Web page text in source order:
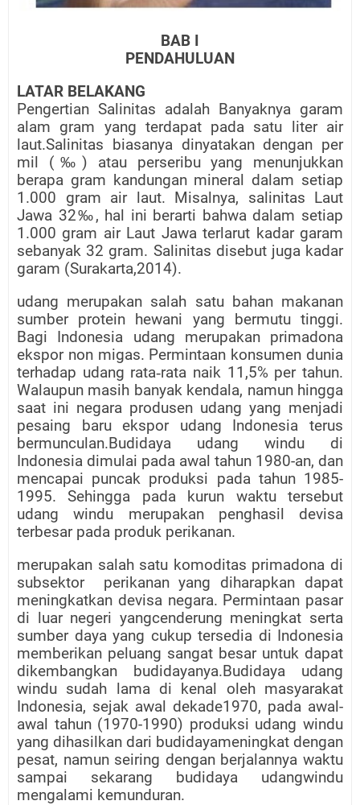
BAB I
PENDAHULUAN
LATAR BELAKANG
Pengertian Salinitas adalah Banyaknya garam
alam gram yang terdapat pada satu liter air
laut.Salinitas biasanya dinyatakan dengan per
mil (‰) atau perseribu yang menunjukkan
berapa gram kandungan mineral dalam setiap
1.000 gram air laut. Misalnya, salinitas Laut
Jawa 32‰, hal ini berarti bahwa dalam setiap
1.000 gram air Laut Jawa terlarut kadar garam
sebanyak 32 gram. Salinitas disebut juga kadar
garam (Surakarta,2014).
udang merupakan salah satu bahan makanan
sumber protein hewani yang bermutu tinggi.
Bagi Indonesia udang merupakan primadona
ekspor non migas. Permintaan konsumen dunia
terhadap udang rata‐rata naik 11,5% per tahun.
Walaupun masih banyak kendala, namun hingga
saat ini negara produsen udang yang menjadi
pesaing baru ekspor udang Indonesia terus
bermunculan.Budidaya udang windu di
Indonesia dimulai pada awal tahun 1980-an, dan
mencapai puncak produksi pada tahun 1985-
1995. Sehingga pada kurun waktu tersebut
udang windu merupakan penghasil devisa
terbesar pada produk perikanan.
merupakan salah satu komoditas primadona di
subsektor
perikanan yang diharapkan dapat
meningkatkan devisa negara. Permintaan pasar
di luar negeri yangcenderung meningkat serta
sumber daya yang cukup tersedia di Indonesia
memberikan peluang sangat besar untuk dapat
dikembangkan budidayanya.Budidaya udang
windu sudah lama di kenal oleh masyarakat
Indonesia, sejak awal dekade1970, pada awal-
awal tahun (1970-1990) produksi udang windu
yang dihasilkan dari budidayameningkat dengan
pesat, namun seiring dengan berjalannya waktu
sampai sekarang budidaya udangwindu
mengalami kemunduran.